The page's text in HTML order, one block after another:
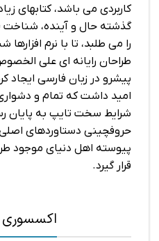
کاربردی می باشد،
گذشته حال و آینده،
را می طلبد، تا با نرم
طراحان رایانه ای علی
پیشرو در زبان فارسی ایجاد
امید داشت که تمام و دشواری
شرایط سخت تایپ به پایان
حروفچینی دستاوردهای
پیوسته اهل دنیای موجود
قرار گیرد.
اکسسوری